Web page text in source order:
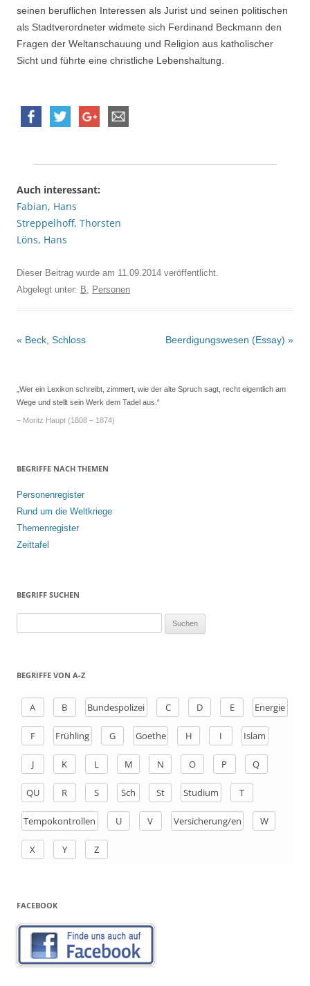
seinen beruflichen Interessen als Jurist und seinen politischen
als Stadtverordneter widmete sich Ferdinand Beckmann den
Fragen der Weltanschauung und Religion aus katholischer
Sicht und führte eine christliche Lebenshaltung.
Auch interessant:
Fabian, Hans
Streppelhoff, Thorsten
Löns, Hans
Dieser Beitrag wurde am 11.09.2014 veröffentlicht.
Abgelegt unter: B Personen
Beitrags-
« Beck, Schloss Beerdigungswesen (Essay) »
„Wer ein Lexikon schreibt, zimmert, wie der alte Spruch sagt, recht eigentlich am
Wege und stellt sein Werk dem Tadel aus.“
– Moritz Haupt (1808 – 1874)
BEGRIFFE NACH THEMEN
Personenregister
Rund um die Weltkriege
Themenregister
Zeittafel
BEGRIFF SUCHEN
h
BEGRIFFE VON A-Z
A B Bundespolizei C D E Energie
F Frühling G Goethe H I Islam
J K L M N O P Q
QU R S Sch St Studium T
Tempokontrollen U V Versicherung/en W
X Y Z
FACEBOOK